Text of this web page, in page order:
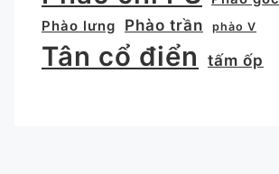
Phào lưng
Phào trần phào V
Tân cổ điển tấm ốp